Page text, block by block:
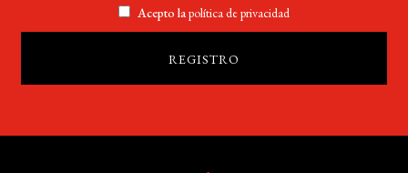
Acepto lapolítica de privacidad